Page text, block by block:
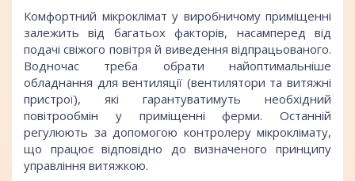
Комфортний мікроклімат у виробничому приміщенні
залежить від багатьох факторів, насамперед від
подачі свіжого повітря й виведення відпрацьованого.
Водночас треба обрати найоптимальніше
обладнання для вентиляції (вентилятори та витяжні
пристрої), які гарантуватимуть необхідний
повітрообмін у приміщенні ферми. Останній
регулюють за допомогою контролеру мікроклімату,
що працює відповідно до визначеного принципу
управління витяжкою.